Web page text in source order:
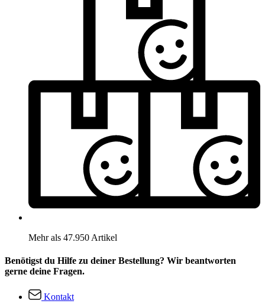
Mehr als 47.950 Artikel
Benötigst du Hilfe zu deiner Bestellung? Wir beantworten
gerne deine Fragen.
Kontakt